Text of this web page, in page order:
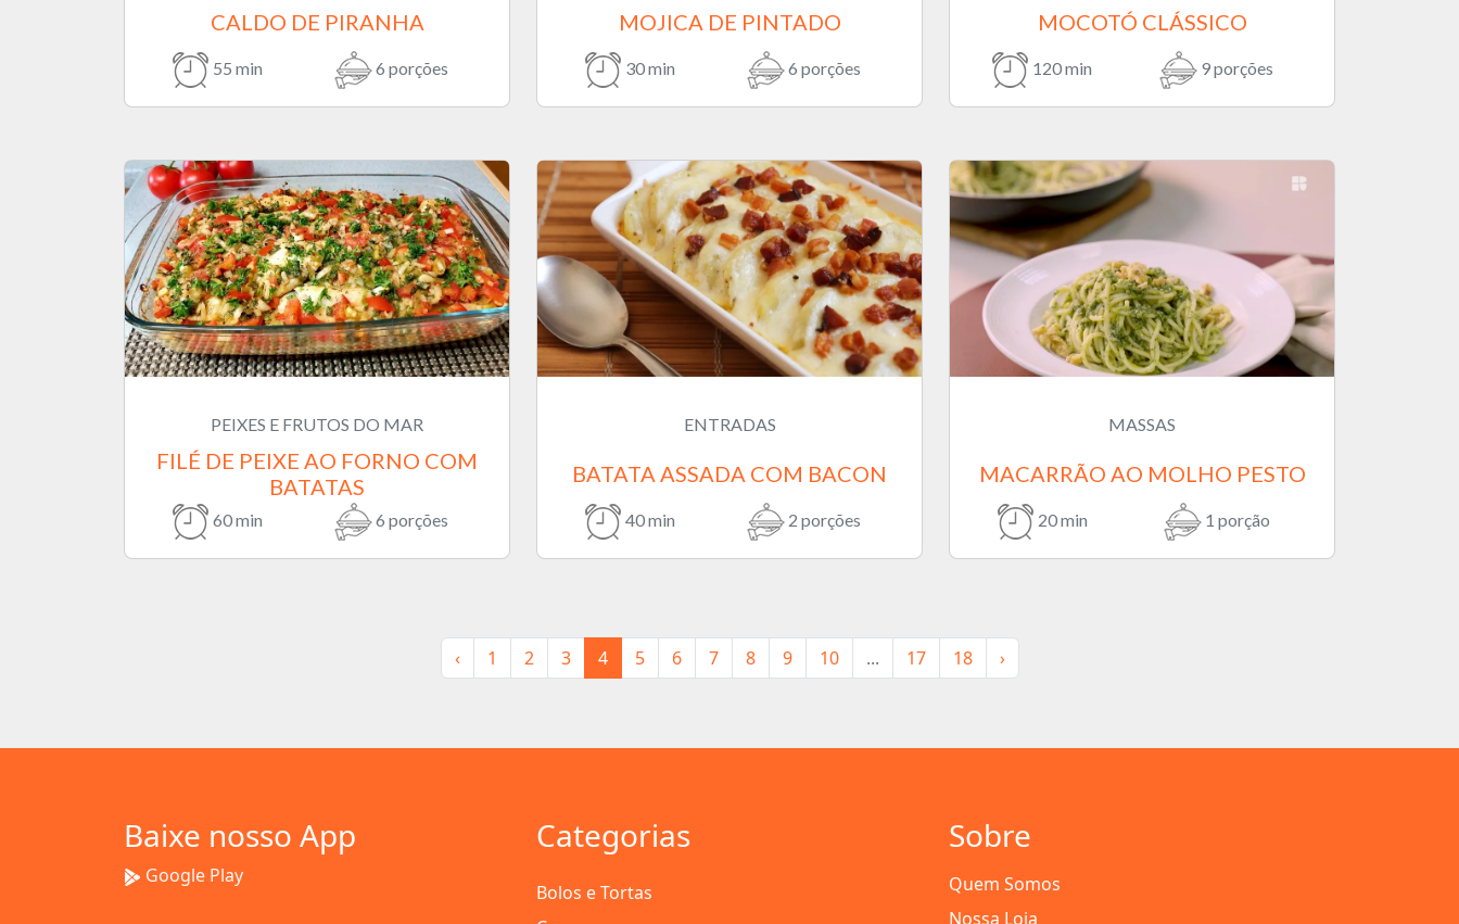
CALDO DE PIRANHA
55 min 6 porções
MOJICA DE PINTADO
30 min 6 porções
MOCOTÓ CLÁSSICO
120 min 9 porções
PEIXES E FRUTOS DO MAR
FILÉ DE PEIXE AO FORNO COM
BATATAS
60 min 6 porções
ENTRADAS
BATATA ASSADA COM BACON
40 min 2 porções
MASSAS
MACARRÃO AO MOLHO PESTO
20 min 1 porção
‹ 1 2 3 4 5 6 7 8 9 10 ... 17 18 ›
Baixe nosso App
Google Play
Categorias
Bolos e Tortas
Sobre
Quem Somos
Nossa Loja